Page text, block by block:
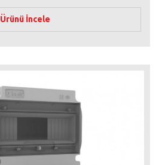
Ürünü İncele